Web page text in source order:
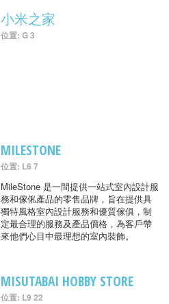
小米之家
位置: G 3
MILESTONE
位置: L6 7
MileStone 是一間提供一站式室內設計服
務和傢俬產品的零售品牌，旨在提供具
獨特風格室內設計服務和優質傢俱，制
定最合理的服務及產品價格，為客戶帶
來他們心目中最理想的室內裝飾。
MISUTABAI HOBBY STORE
位置: L9 22